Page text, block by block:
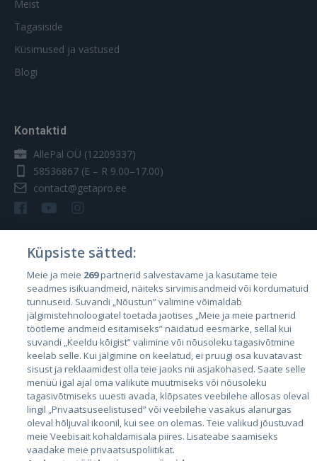
Meist
Tagasiside
Küsimused ja vastused
Blogi
Kontaktid
AllePal OÜ (12209337)
58536867 (E – R 9.00–17.00)
contact@getapro.ee
Riigid
Eesti
Läti
Leedu
Küpsiste sätted:
Meie ja meie 269partnerid salvestavame ja kasutame teie
seadmes isikuandmeid, näiteks sirvimisandmeid või kordumatuid
tunnuseid. Suvandi „Nõustun” valimine võimaldab
jälgimistehnoloogiatel toetada jaotises „Meie ja meie partnerid
töötleme andmeid esitamiseks” näidatud eesmärke, sellal kui
suvandi „Keeldu kõigist” valimine või nõusoleku tagasivõtmine
keelab selle. Kui jälgimine on keelatud, ei pruugi osa kuvatavast
sisust ja reklaamidest olla teie jaoks nii asjakohased. Saate selle
menüü igal ajal oma valikute muutmiseks või nõusoleku
tagasivõtmiseks uuesti avada, klõpsates veebilehe allosas oleval
lingil „Privaatsuseelistused” või veebilehe vasakus alanurgas
oleval hõljuval ikoonil, kui see on olemas. Teie valikud jõustuvad
meie Veebisait kohaldamisala piires. Lisateabe saamiseks
vaadake meie privaatsuspoliitikat.